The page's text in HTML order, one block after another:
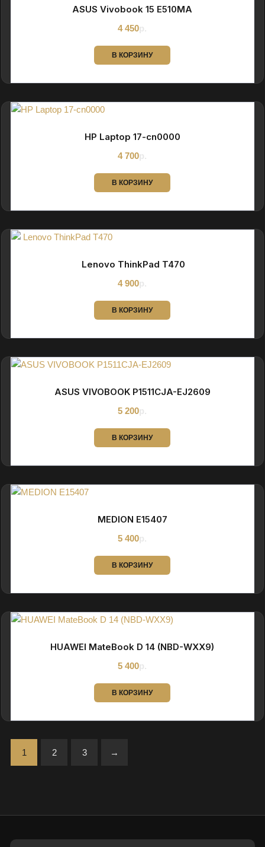
ASUS Vivobook 15 E510MA
4 450
В КОРЗИНУ
HP Laptop 17-cn0000
4 700
В КОРЗИНУ
Lenovo ThinkPad T470
4 900
В КОРЗИНУ
ASUS VIVOBOOK P1511CJA-EJ2609
5 200
В КОРЗИНУ
MEDION E15407
5 400
В КОРЗИНУ
HUAWEI MateBook D 14 (NBD-WXX9)
5 400
В КОРЗИНУ
1 2 3 →